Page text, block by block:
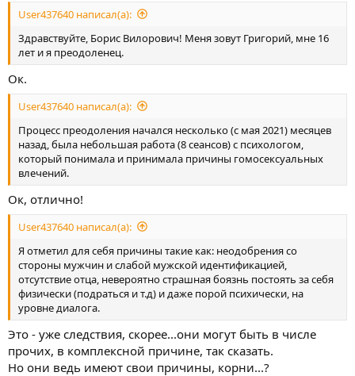
User437640 написал(а):
Здравствуйте, Борис Вилорович! Меня зовут Григорий, мне 16
лет и я преодоленец.
Ок.
User437640 написал(а):
Процесс преодоления начался несколько (с мая 2021) месяцев
назад, была небольшая работа (8 сеансов) с психологом,
который понимала и принимала причины гомосексуальных
влечений.
Ок, отлично!
User437640 написал(а):
Я отметил для себя причины такие как: неодобрения со
стороны мужчин и слабой мужской идентификацией,
отсутствие отца, невероятно страшная боязнь постоять за себя
физически (подраться и т.д) и даже порой психически, на
уровне диалога.
Это - уже следствия, скорее...они могут быть в числе
прочих, в комплексной причине, так сказать.
Но они ведь имеют свои причины, корни...?